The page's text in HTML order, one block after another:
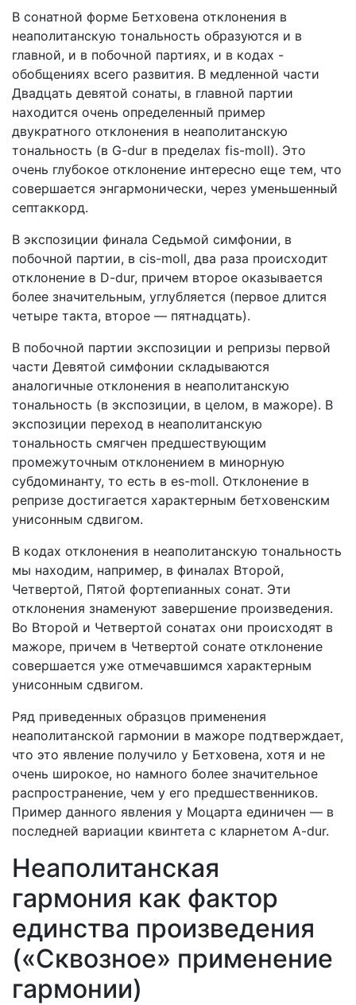
В сонатной форме Бетховена отклонения в
неаполитанскую тональность образуются и в
главной, и в побочной партиях, и в кодах -
обобщениях всего развития. В медленной части
Двадцать девятой сонаты, в главной партии
находится очень определенный пример
двукратного отклонения в неаполитанскую
тональность (в G-dur в пределах fis-moll). Это
очень глубокое отклонение интересно еще тем, что
совершается энгармонически, через уменьшенный
септаккорд.
В экспозиции финала Седьмой симфонии, в
побочной партии, в cis-moll, два раза происходит
отклонение в D-dur, причем второе оказывается
более значительным, углубляется (первое длится
четыре такта, второе — пятнадцать).
В побочной партии экспозиции и репризы первой
части Девятой симфонии складываются
аналогичные отклонения в неаполитанскую
тональность (в экспозиции, в целом, в мажоре). В
экспозиции переход в неаполитанскую
тональность смягчен предшествующим
промежуточным отклонением в минорную
субдоминанту, то есть в es-moll. Отклонение в
репризе достигается характерным бетховенским
унисонным сдвигом.
В кодах отклонения в неаполитанскую тональность
мы находим, например, в финалах Второй,
Четвертой, Пятой фортепианных сонат. Эти
отклонения знаменуют завершение произведения.
Во Второй и Четвертой сонатах они происходят в
мажоре, причем в Четвертой сонате отклонение
совершается уже отмечавшимся характерным
унисонным сдвигом.
Ряд приведенных образцов применения
неаполитанской гармонии в мажоре подтверждает,
что это явление получило у Бетховена, хотя и не
очень широкое, но намного более значительное
распространение, чем у его предшественников.
Пример данного явления у Моцарта единичен — в
последней вариации квинтета с кларнетом A-dur.
Неаполитанская
гармония как фактор
единства произведения
(«Сквозное» применение
гармонии)